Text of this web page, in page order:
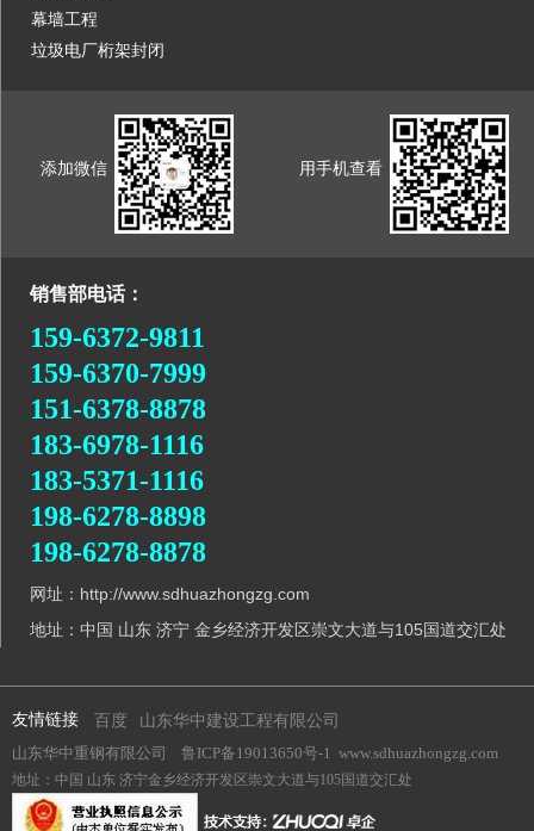
幕墙工程
垃圾电厂桁架封闭
添加微信 用手机查看
销售部电话：
159-6372-9811
159-6370-7999
151-6378-8878
183-6978-1116
183-5371-1116
198-6278-8898
198-6278-8878
网址：http://www.sdhuazhongzg.com
地址：中国 山东 济宁 金乡经济开发区崇文大道与105国道交汇处
友情链接 百度
山东华中建设工程有限公司
山东华中重钢有限公司
鲁ICP备19013650号-1 www.sdhuazhongzg.com
地址：中国 山东 济宁金乡经济开发区崇文大道与105国道交汇处